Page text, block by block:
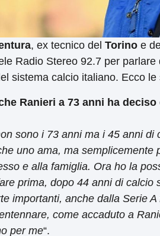
, ex tecnico del Torino e
Radio Stereo 92.7 per
sistema calcio italiano. Ecco le
Ranieri a 73 anni ha
sono i 73 anni ma i 45 anni
uno ama, ma
e alla famiglia. Ora ho la
prima, dopo 44 anni di
importanti, anche dalla Serie
come accaduto a
per me“.